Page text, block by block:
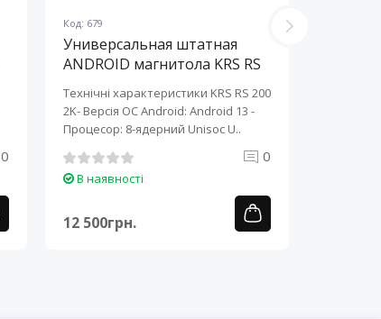
0
Код: 679
Универсальная штатная
ANDROID магнитола KRS RS
Технічні характеристики KRS RS 200
2K- Версія ОС Android: Android 13 ​-
Процесор: 8-ядерний Unisoc U..
0
В наявності
12 500грн.